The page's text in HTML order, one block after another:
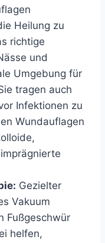
Heilung zu
richtige
und
Umgebung für
tragen auch
Infektionen zu
Wundauflagen
Gezielter
Vakuum
Fußgeschwür
helfen,